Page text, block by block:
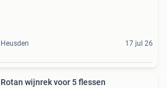
Heusden 17 jul 26
Rotan wijnrek voor 5 flessen